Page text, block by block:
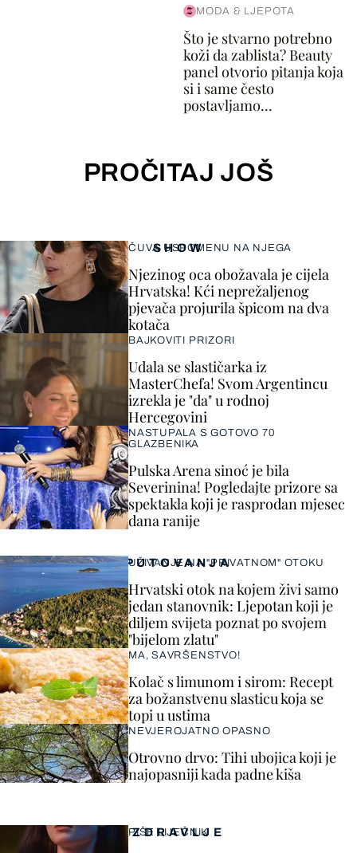
MODA & LJEPOTA
Što je stvarno potrebno
koži da zablista? Beauty
panel otvorio pitanja koja
si i same često
postavljamo...
PROČITAJ JOŠ
SHOW
ČUVA USPOMENU NA NJEGA
Njezinog oca obožavala je cijela
Hrvatska! Kći neprežaljenog
pjevača projurila špicom na dva
kotača
BAJKOVITI PRIZORI
Udala se slastičarka iz
MasterChefa! Svom Argentincu
izrekla je "da" u rodnoj
Hercegovini
NASTUPALA S GOTOVO 70
GLAZBENIKA
Pulska Arena sinoć je bila
Severinina! Pogledajte prizore sa
spektakla koji je rasprodan mjesec
dana ranije
ZDRAVLJE
PIŠE LIJEČNIK
PUTOVANJA
UŽIVANJE NA "PRIVATNOM" OTOKU
Hrvatski otok na kojem živi samo
jedan stanovnik: Ljepotan koji je
diljem svijeta poznat po svojem
"bijelom zlatu"
MA, SAVRŠENSTVO!
Kolač s limunom i sirom: Recept
za božanstvenu slasticu koja se
topi u ustima
NEVJEROJATNO OPASNO
Otrovno drvo: Tihi ubojica koji je
najopasniji kada padne kiša